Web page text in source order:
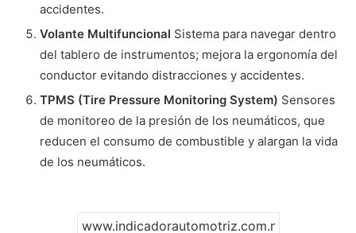
accidentes.
Volante Multifuncional Sistema para navegar dentro
del tablero de instrumentos; mejora la ergonomía del
conductor evitando distracciones y accidentes.
TPMS (Tire Pressure Monitoring System) Sensores
de monitoreo de la presión de los neumáticos, que
reducen el consumo de combustible y alargan la vida
de los neumáticos.